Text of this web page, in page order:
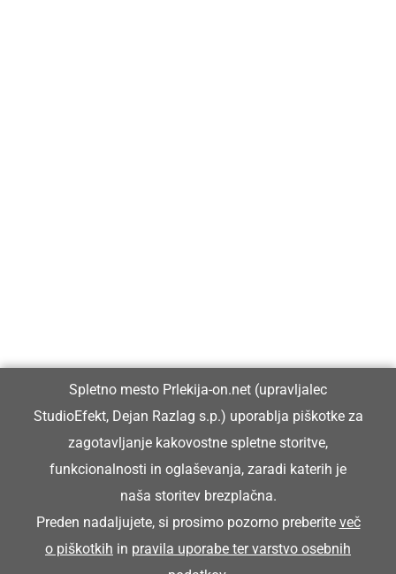
Glavni in odgovorni urednik:
Dejan Razlag
info@prlekija-on.net
Spletno mesto Prlekija-on.net (upravljalec
StudioEfekt, Dejan Razlag s.p.) uporablja piškotke za
zagotavljanje kakovostne spletne storitve,
funkcionalnosti in oglaševanja, zaradi katerih je
naša storitev brezplačna.
Preden nadaljujete, si prosimo pozorno preberite več
o piškotkih in pravila uporabe ter varstvo osebnih